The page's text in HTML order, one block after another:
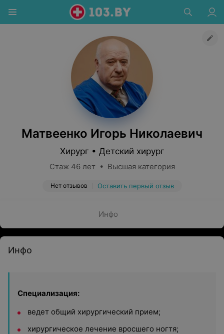
Матвеенко Игорь Николаевич
Хирург • Детский хирург
Стаж 46 лет • Высшая категория
Нет отзывов Оставить первый отзыв
Инфо
Инфо
Специализация:
ведет общий хирургический прием;
хирургическое лечение вросшего ногтя;